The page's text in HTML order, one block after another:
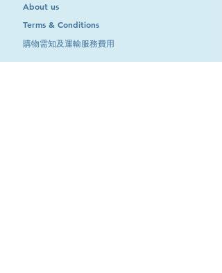
About us
Terms & Conditions
購物需知及運輸服務費用